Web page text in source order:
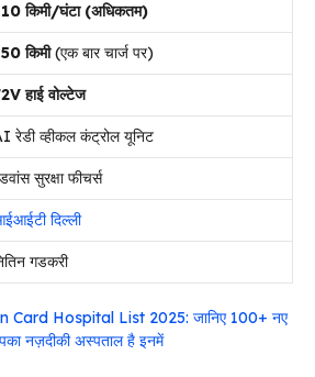
किमी/घंटा (अधिकतम)
किमी(एक बार चार्ज पर)
हाई वोल्टेज
रेडी व्हीकल कंट्रोल यूनिट
सुरक्षा फीचर्स
दिल्ली
गडकरी
Card Hospital List 2025: जानिए 100+ नए
नज़दीकी अस्पताल है इनमें